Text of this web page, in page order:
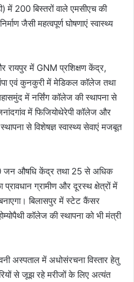
में 200 बिस्तरों वाले एमसीएच की
जैसी महत्वपूर्ण घोषणाएं स्वास्थ्य
रायपुर में GNM प्रशिक्षण केंद्र,
एवं कुनकुरी में मेडिकल कॉलेज तथा
में नर्सिंग कॉलेज की स्थापना से
में फिजियोथेरेपी कॉलेज और
से विशेषज्ञ स्वास्थ्य सेवाएं मजबूत
जन औषधि केंद्र तथा 25 से अधिक
ग्रामीण और दूरस्थ क्षेत्रों में
बिलासपुर में स्टेट कैंसर
कॉलेज की स्थापना को भी मंत्री
अस्पताल में अधोसंरचना विस्तार हेतु
से जूझ रहे मरीजों के लिए अत्यंत